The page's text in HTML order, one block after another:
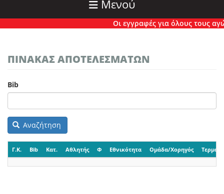
Μενού
Οι εγγραφές για όλους τους
ΠΙΝΑΚΑΣ ΑΠΟΤΕΛΕΣΜΑΤΩΝ
Bib
Αναζήτηση
Γ.Κ. Bib Κατ. Αθλητής Φ Εθνικότητα Ομάδα/Χορηγός